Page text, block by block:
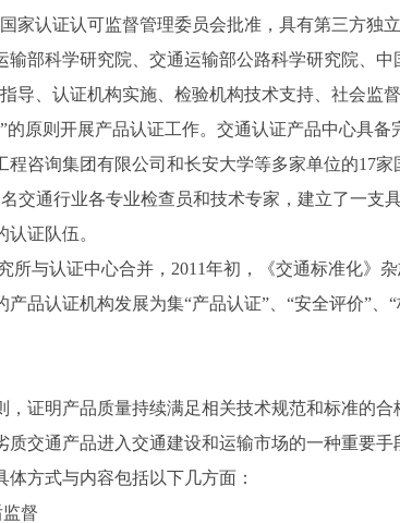
家认证认可监督管理委员会批准，具有第三方独
输部科学研究院、交通运输部公路科学研究院、
导、认证机构实施、检验机构技术支持、社会监
原则开展产品认证工作。交通认证产品中心具
咨询集团有限公司和长安大学等多家单位的17家
交通行业各专业检查员和技术专家，建立了一支
证队伍。
所与认证中心合并， 2011年初，《交通标准化》
品认证机构发展为集“产品认证”、“安全评价”、
证明产品质量持续满足相关技术规范和标准的
交通产品进入交通建设和运输市场的一种重要手
方式与内容包括以下几方面：
督